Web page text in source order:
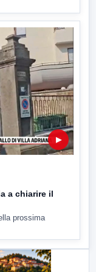
▶
a chiarire il
prossima